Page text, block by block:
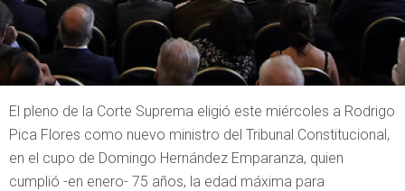
El pleno de la Corte Suprema eligió este miércoles a Rodrigo
Pica Flores como nuevo ministro del Tribunal Constitucional,
en el cupo de Domingo Hernández Emparanza, quien
cumplió -en enero- 75 años, la edad máxima para